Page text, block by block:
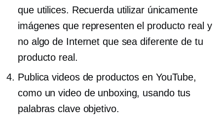
que utilices. Recuerda utilizar únicamente
imágenes que representen el producto real y
no algo de Internet que sea diferente de tu
producto real.
Publica videos de productos en YouTube,
como un video de unboxing, usando tus
palabras clave objetivo.